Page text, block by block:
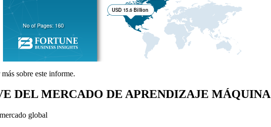
sobre este informe.
DEL MERCADO DE APRENDIZAJE MÁQUINA
global